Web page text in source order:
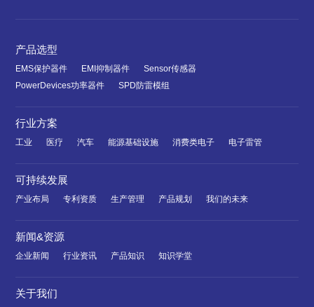
产品选型
EMS保护器件 EMI抑制器件
Sensor传感器
PowerDevices功率器件
SPD防雷模组
行业方案
工业 医疗 汽车 能源基础设施 消费类电子 电子雷管
可持续发展
产业布局 专利资质 生产管理 产品规划 我们的未来
新闻&资源
企业新闻 行业资讯 产品知识 知识学堂
关于我们